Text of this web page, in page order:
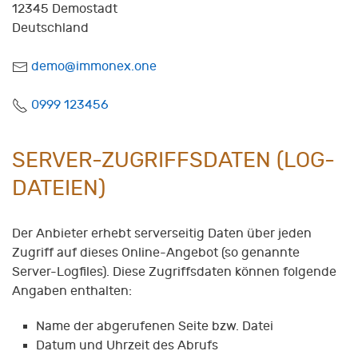
12345 Demostadt
Deutschland
E- demo@immonex.one
Fon:0999 123456
SERVER-ZUGRIFFSDATEN (LOG-
DATEIEN)
Der Anbieter erhebt serverseitig Daten über jeden
Zugriff auf dieses Online-Angebot (so genannte
Server-Logfiles). Diese Zugriffsdaten können folgende
Angaben enthalten:
Name der abgerufenen Seite bzw. Datei
Datum und Uhrzeit des Abrufs